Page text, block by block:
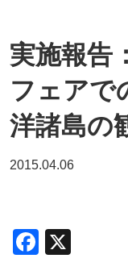
実施報告
フェアで
洋諸島の
2015.04.06
F